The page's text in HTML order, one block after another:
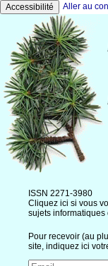
Accessibilité Aller au
ISSN 2271-3980
Cliquez ici si vous
sujets informatiques
Pour recevoir (au
site, indiquez ici